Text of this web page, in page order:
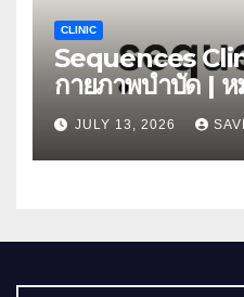
CLINIC
Sequences
กายภาพบำบัด |
เส้นJULY 13, 2026